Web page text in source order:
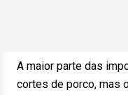
A maior parte das
cortes de porco, mas